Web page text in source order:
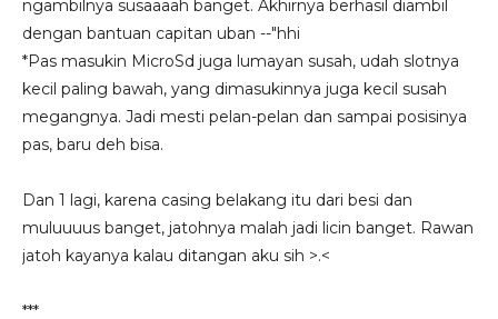
ngambilnya susaaaah banget. Akhirnya berhasil diambil
dengan bantuan capitan uban --"hhi
*Pas masukin MicroSd juga lumayan susah, udah slotnya
kecil paling bawah, yang dimasukinnya juga kecil susah
megangnya. Jadi mesti pelan-pelan dan sampai posisinya
pas, baru deh bisa.
Dan 1 lagi, karena casing belakang itu dari besi dan
muluuuus banget, jatohnya malah jadi licin banget. Rawan
jatoh kayanya kalau ditangan aku sih >.<
***